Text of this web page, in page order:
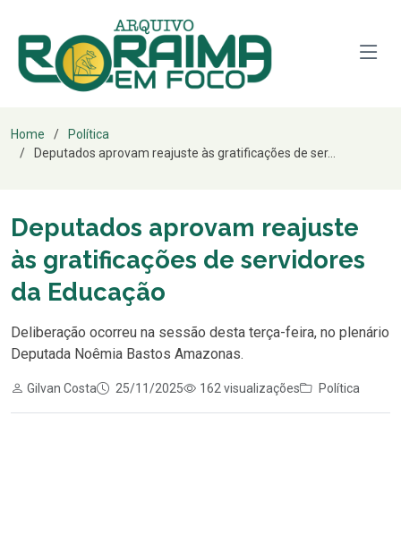
Home
Política
Deputados aprovam reajuste às gratificações de ser...
Deputados aprovam reajuste
às gratificações de servidores
da Educação
Deliberação ocorreu na sessão desta terça-feira, no plenário
Deputada Noêmia Bastos Amazonas.
Gilvan Costa 25/11/2025 162 visualizações Política